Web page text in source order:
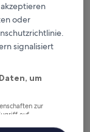
oder
signalisiert
um
zur
auf